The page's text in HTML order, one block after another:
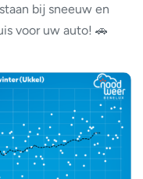
bij sneeuw en
voor uw auto! 🚗